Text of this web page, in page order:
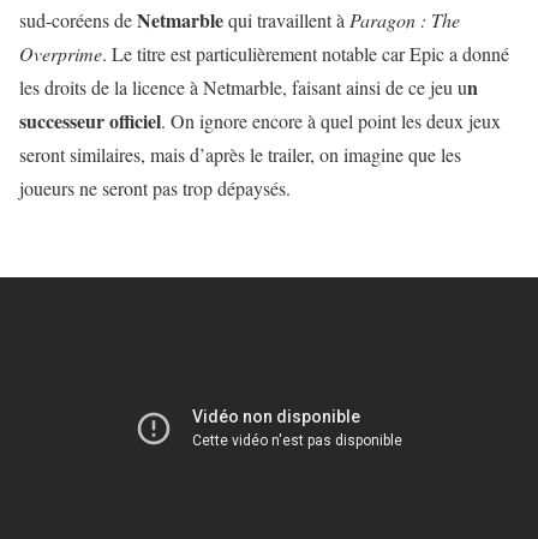
sud-coréens deNetmarblequi travaillent à Paragon : The
Overprime. Le titre est particulièrement notable car Epic a donné
les droits de la licence à Netmarble, faisant ainsi de ce jeu un
successeur officiel. On ignore encore à quel point les deux jeux
seront similaires, mais d’après le trailer, on imagine que les
joueurs ne seront pas trop dépaysés.